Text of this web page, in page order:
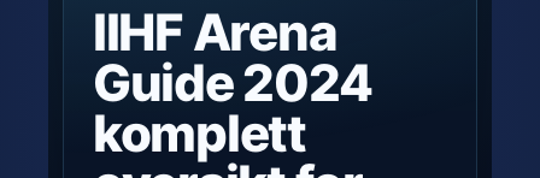
IIHF Arena
Guide 2024
komplett